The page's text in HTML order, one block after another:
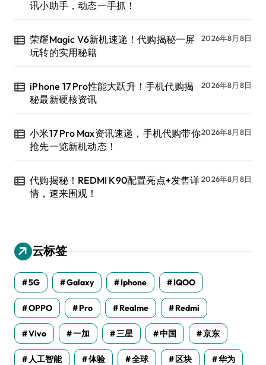
讯小助手，动态一手抓！
荣耀Magic V6新机速递！代购揭秘一屏
玩转的实用秘籍
2026年8月8日
iPhone 17 Pro性能大跃升！手机代购揭
秘最新硬核资讯
2026年8月8日
小米17 Pro Max资讯速递，手机代购带你
抢先一览新机动态！
2026年8月8日
代购揭秘！REDMI K90配置亮点+发售详
情，速来围观！
2026年8月8日
云标签
5G Galaxy Iphone IQOO
OPPO Pro Realme Redmi
Vivo 一加 三星 中国 京东
人工智能 体验 全球 区块 华为